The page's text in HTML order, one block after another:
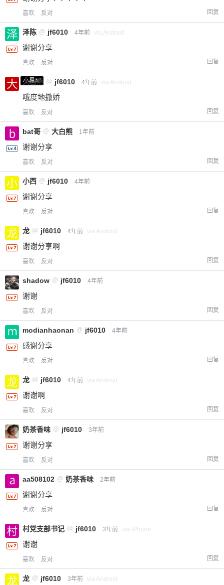
20 元 50 元 自定义
喜欢 反对 回复
泽陈 @ jf6010 4年前 via Android
谢谢分享
喜欢 反对 回复
小黑屋
大白熊 @ jf6010 4年前 via Android
哦度地撒娇
喜欢 反对 回复
bat哥 @ 大白熊 1年前
谢谢分享
喜欢 反对 回复
小西 @ jf6010 4年前
谢谢分享
喜欢 反对 回复
龙 @ jf6010 4年前 via Android
谢谢分享啊
喜欢 反对 回复
shadow @ jf6010 4年前
谢谢
喜欢 反对 回复
modianhaonan @ jf6010 4年前
感谢分享
喜欢 反对 回复
龙 @ jf6010 4年前 via Android
谢谢啊
喜欢 反对 回复
奶茶香味 @ jf6010 3年前
谢谢分享
喜欢 反对 回复
aa508102 @ 奶茶香味 2年前
谢谢分享
喜欢 反对 回复
村党支部书记 @ jf6010 3年前 via iPhone
谢谢
喜欢 反对 回复
龙 @ jf6010 3年前 via Android
您没有权限发布内容，请购买会员或者提升权
忘记密码？ 找回